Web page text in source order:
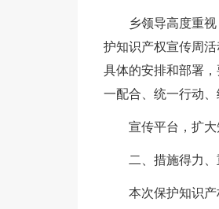
乡领导高度重
护知识产权宣传周
具体的安排和部署
一配合、统一行动
宣传平台，扩
二、措施得力
本次保护知识